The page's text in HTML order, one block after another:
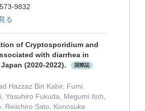
9832
る
of Cryptosporidium and
with diarrhea in
(2020-2022).
国際誌
Hazzaz Bin Kabir, Fumi
Yasuhiro Fukuda, Megumi Itoh,
Reiichiro Sato, Konosuke